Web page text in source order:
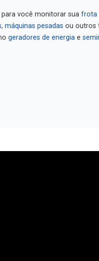
você monitorar sua frota
máquinas pesadas ou outros
geradores de energia e